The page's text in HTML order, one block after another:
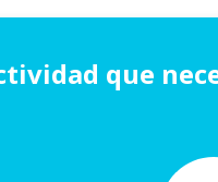
que